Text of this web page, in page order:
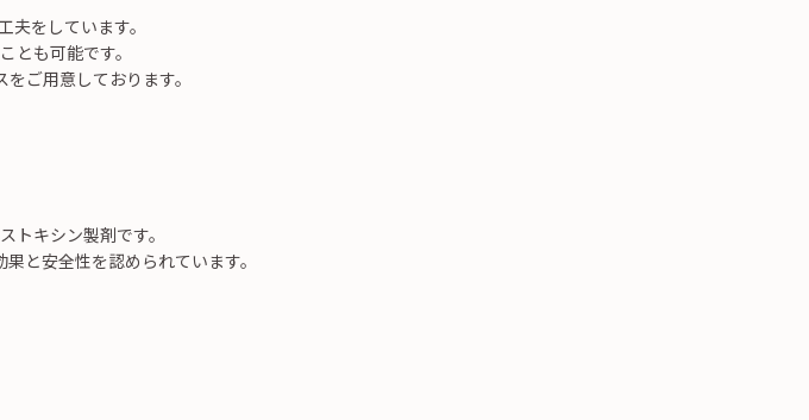
をしています。
とも可能です。
ご用意しております。
トキシン製剤です。
と安全性を認められています。